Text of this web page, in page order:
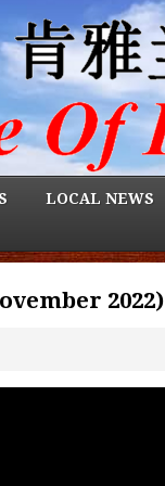
LOCAL NEWS
2022)